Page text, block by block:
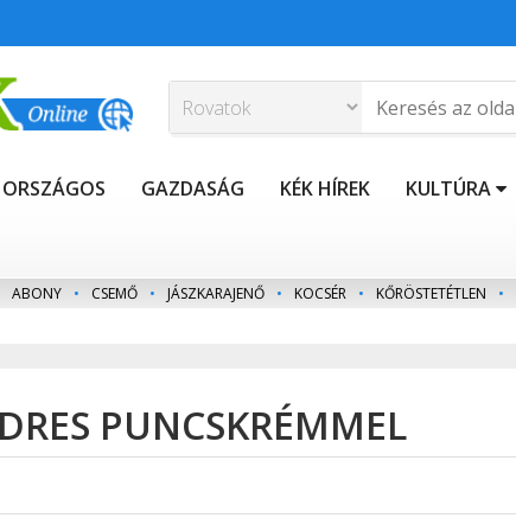
ORSZÁGOS GAZDASÁG KÉK HÍREK KULTÚRA
ABONY • CSEMŐ • JÁSZKARAJENŐ • KOCSÉR • KŐRÖSTETÉTLEN •
PUNCSKRÉMMEL